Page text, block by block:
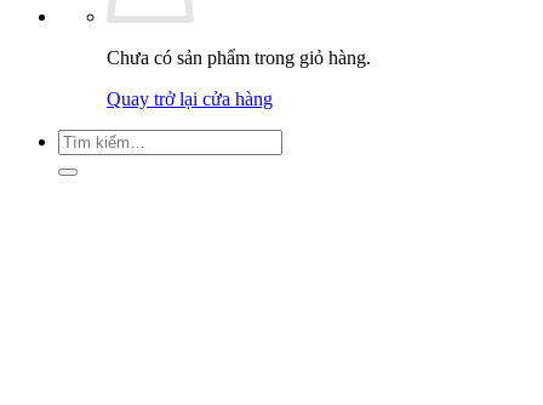
Chưa có sản phẩm trong giỏ hàng.
Quay trở lại cửa hàng
Tìm
kiếm: